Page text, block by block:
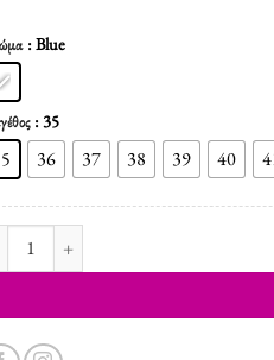
: Blue
: 35
36 37 38 39 40